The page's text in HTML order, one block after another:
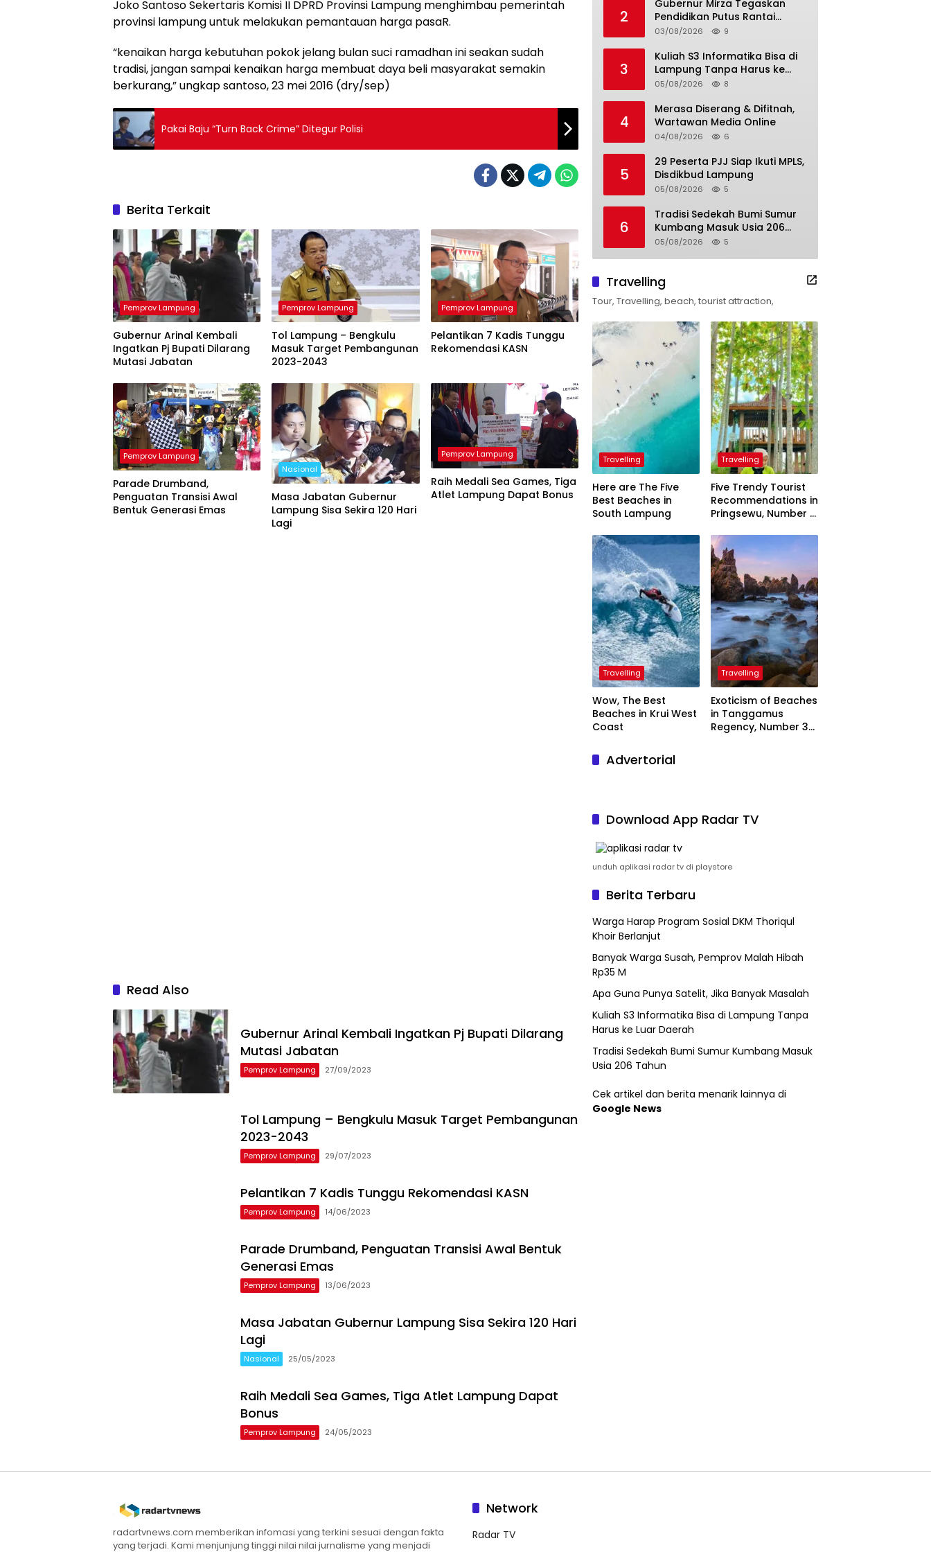
Joko Santoso Sekertaris Komisi II DPRD Provinsi Lampung menghimbau pemerintah
provinsi lampung untuk melakukan pemantauan harga pasaR.
“kenaikan harga kebutuhan pokok jelang bulan suci ramadhan ini seakan sudah
tradisi, jangan sampai kenaikan harga membuat daya beli masyarakat semakin
berkurang,” ungkap santoso, 23 mei 2016 (dry/sep)
Pakai Baju “Turn Back Crime” Ditegur Polisi
Berita Terkait
Pemprov Lampung
Gubernur Arinal Kembali
Ingatkan Pj Bupati Dilarang
Mutasi Jabatan
Pemprov Lampung
Tol Lampung – Bengkulu
Masuk Target Pembangunan
2023-2043
Pemprov Lampung
Pelantikan 7 Kadis Tunggu
Rekomendasi KASN
Pemprov Lampung
Parade Drumband,
Penguatan Transisi Awal
Bentuk Generasi Emas
Nasional
Masa Jabatan Gubernur
Lampung Sisa Sekira 120 Hari
Lagi
Pemprov Lampung
Raih Medali Sea Games, Tiga
Atlet Lampung Dapat Bonus
Read Also
Gubernur Arinal Kembali Ingatkan Pj Bupati Dilarang
Mutasi Jabatan
Pemprov Lampung 27/09/2023
Tol Lampung – Bengkulu Masuk Target Pembangunan
2023-2043
Pemprov Lampung 29/07/2023
Pelantikan 7 Kadis Tunggu Rekomendasi KASN
Pemprov Lampung 14/06/2023
Parade Drumband, Penguatan Transisi Awal Bentuk
Generasi Emas
Pemprov Lampung 13/06/2023
Masa Jabatan Gubernur Lampung Sisa Sekira 120 Hari
Lagi
Nasional 25/05/2023
Raih Medali Sea Games, Tiga Atlet Lampung Dapat
Bonus
Pemprov Lampung 24/05/2023
2
Gubernur Mirza Tegaskan
Pendidikan Putus Rantai
Kemiskinan
03/08/2026 9
3
Kuliah S3 Informatika Bisa di
Lampung Tanpa Harus ke
Luar Daerah
05/08/2026 8
4
Merasa Diserang & Difitnah,
Wartawan Media Online
04/08/2026 6
5
29 Peserta PJJ Siap Ikuti MPLS,
Disdikbud Lampung
05/08/2026 5
6
Tradisi Sedekah Bumi Sumur
Kumbang Masuk Usia 206
Tahun
05/08/2026 5
Travelling
Tour, Travelling, beach, tourist attraction,
Travelling
Here are The Five
Best Beaches in
South Lampung
Travelling
Five Trendy Tourist
Recommendations in
Pringsewu, Number 3
President
Travelling
Wow, The Best
Beaches in Krui West
Coast
Travelling
Exoticism of Beaches
in Tanggamus
Regency, Number 3
Advertorial
Download App Radar TV
unduh aplikasi radar tv di playstore
Berita Terbaru
Warga Harap Program Sosial DKM Thoriqul
Khoir Berlanjut
Banyak Warga Susah, Pemprov Malah Hibah
Rp35 M
Apa Guna Punya Satelit, Jika Banyak Masalah
Kuliah S3 Informatika Bisa di Lampung Tanpa
Harus ke Luar Daerah
Tradisi Sedekah Bumi Sumur Kumbang Masuk
Usia 206 Tahun
Cek artikel dan berita menarik lainnya di
Google News
radartvnews.com memberikan infomasi yang terkini sesuai dengan fakta
yang terjadi. Kami menjunjung tinggi nilai nilai jurnalisme yang menjadi
Network
Radar TV